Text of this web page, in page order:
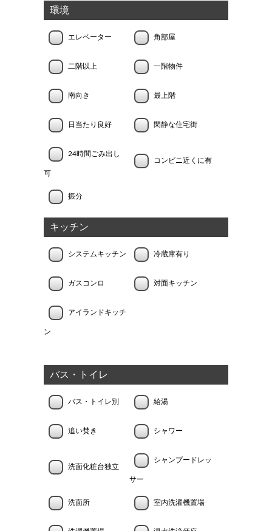
環境
エレベーター 角部屋
二階以上 一階物件
南向き 最上階
日当たり良好 閑静な住宅街
24時間ごみ出し
可
コンビニ近くに有
振分
キッチン
システムキッチン 冷蔵庫有り
ガスコンロ 対面キッチン
アイランドキッチ
ン
バス・トイレ
バス・トイレ別 給湯
追い焚き シャワー
洗面化粧台独立
シャンプードレッ
サー
洗面所 室内洗濯機置場